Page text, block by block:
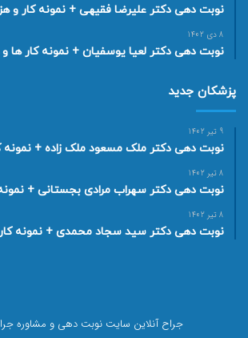
نوبت دهی دکتر علیرضا فقیهی + نمونه کار و هزینه
8 دی 1402
نوبت دهی دکتر لعیا یوسفیان + نمونه کار ها و
پزشکان جدید
9 تیر 1402
نوبت دهی دکتر ملک مسعود ملک زاده + نمونه
8 تیر 1402
نوبت دهی دکتر سهراب مرادی بجستانی +
8 تیر 1402
نوبت دهی دکتر سید سجاد محمدی + نمونه
جراح آنلاین سایت نوبت دهی و مشاوره